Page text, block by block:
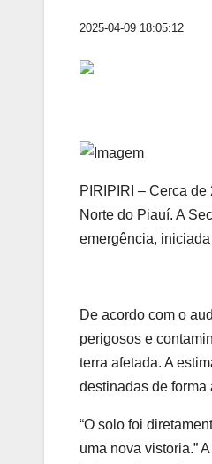
2025-04-09 18:05:12
PIRIPIRI – Cerca
Norte do Piauí. A
emergência,
De acordo com o
perigosos e
terra afetada. A
destinadas de forma
“O solo foi
uma nova vistoria.”